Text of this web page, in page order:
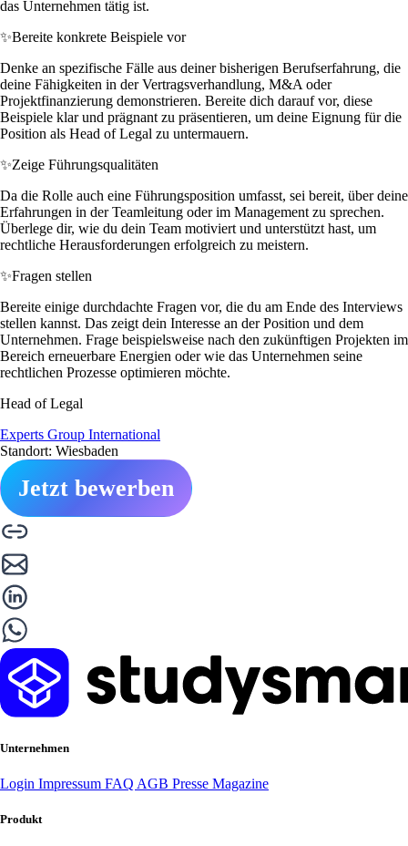
das Unternehmen tätig ist.
✨Bereite konkrete Beispiele vor
Denke an spezifische Fälle aus deiner bisherigen Berufserfahrung, die
deine Fähigkeiten in der Vertragsverhandlung, M&A oder
Projektfinanzierung demonstrieren. Bereite dich darauf vor, diese
Beispiele klar und prägnant zu präsentieren, um deine Eignung für die
Position als Head of Legal zu untermauern.
✨Zeige Führungsqualitäten
Da die Rolle auch eine Führungsposition umfasst, sei bereit, über deine
Erfahrungen in der Teamleitung oder im Management zu sprechen.
Überlege dir, wie du dein Team motiviert und unterstützt hast, um
rechtliche Herausforderungen erfolgreich zu meistern.
✨Fragen stellen
Bereite einige durchdachte Fragen vor, die du am Ende des Interviews
stellen kannst. Das zeigt dein Interesse an der Position und dem
Unternehmen. Frage beispielsweise nach den zukünftigen Projekten im
Bereich erneuerbare Energien oder wie das Unternehmen seine
rechtlichen Prozesse optimieren möchte.
Head of Legal
Experts Group International
Standort: Wiesbaden
Jetzt bewerben
Unternehmen
Login Impressum FAQ AGB Presse Magazine
Produkt